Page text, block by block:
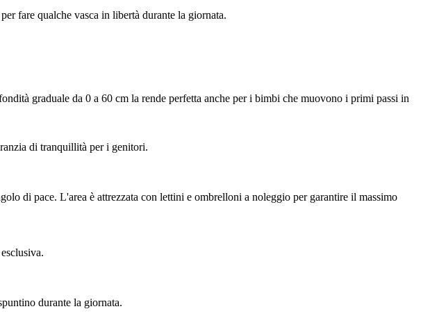
fare qualche vasca in libertà durante la giornata.
graduale da 0 a 60 cm la rende perfetta anche per i bimbi che muovono i primi passi in
di tranquillità per i genitori.
di pace. L'area è attrezzata con lettini e ombrelloni a noleggio per garantire il massimo
durante la giornata.